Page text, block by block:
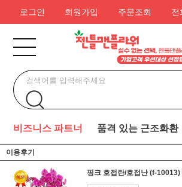
로그인 회원가입 주문조회 전
비즈니스 파트너 품격 있는 근조화환
이용후기
핑크 호접란/호접난 (f-10013)